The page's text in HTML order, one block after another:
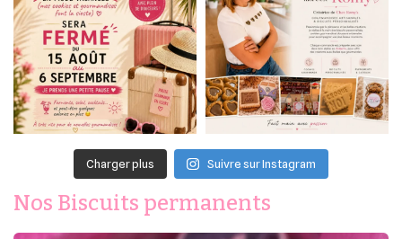
Charger plus Suivre sur Instagram
Nos Biscuits permanents